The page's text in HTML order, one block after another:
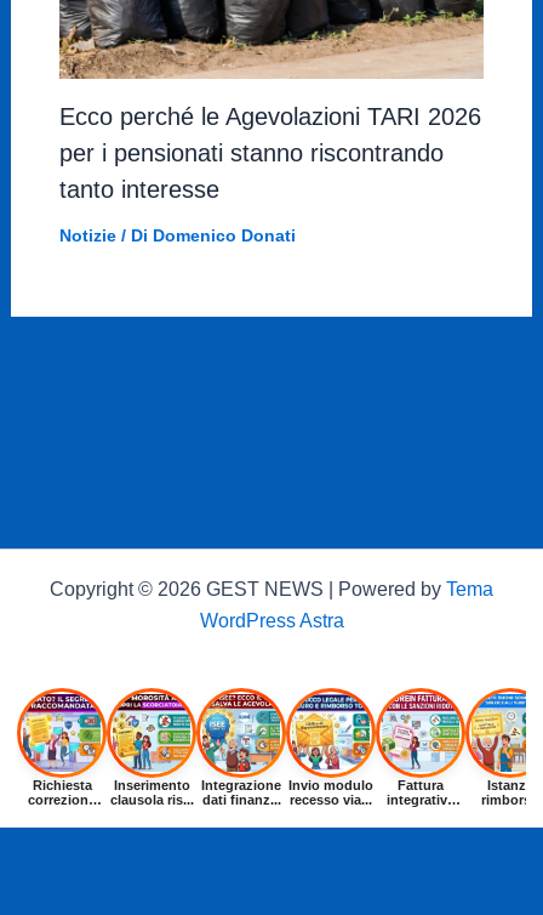
Ecco perché le Agevolazioni TARI 2026
per i pensionati stanno riscontrando
tanto interesse
Notizie/ Di Domenico Donati
Copyright © 2026 GEST NEWS | Powered by Tema
WordPress Astra
Richiesta
correzione
Inserimento
clausola ris...
Integrazione
dati finanz...
Invio modulo
recesso via...
Fattura
integrativa
Istanza
rimborso